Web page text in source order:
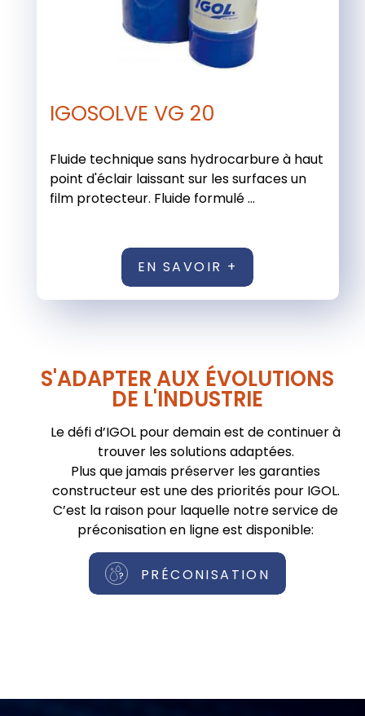
IGOSOLVE VG 20
Fluide technique sans hydrocarbure à haut
point d'éclair laissant sur les surfaces un
film protecteur. Fluide formulé ...
EN SAVOIR +
S'ADAPTER AUX ÉVOLUTIONS
DE L'INDUSTRIE
Le défi d’IGOL pour demain est de continuer à
trouver les solutions adaptées.
Plus que jamais préserver les garanties
constructeur est une des priorités pour IGOL.
C’est la raison pour laquelle notre service de
préconisation en ligne est disponible:
PRÉCONISATION